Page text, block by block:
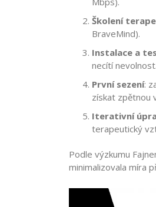
Školení
BraveMind).
Instalace a
necítí nevolnost.
První sezení:
získat zpětnou
Iterativní
terapeutický
Podle výzkumu
minimalizovala míra